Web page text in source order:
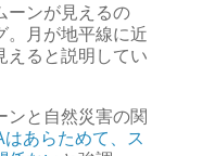
ーンが見えるの
。月が地平線に近
えると説明してい
ンと自然災害の関
はあらためて、ス